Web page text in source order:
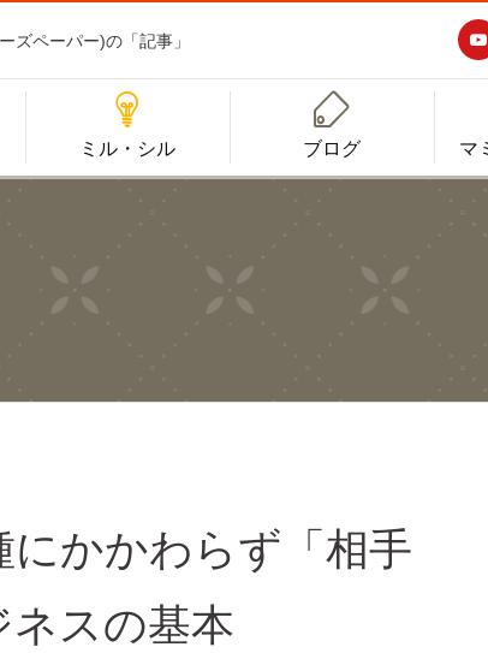
ズペーパー)の「記事」 

ミル・シル

ブログ マ
かかわらず「相手
スの基本